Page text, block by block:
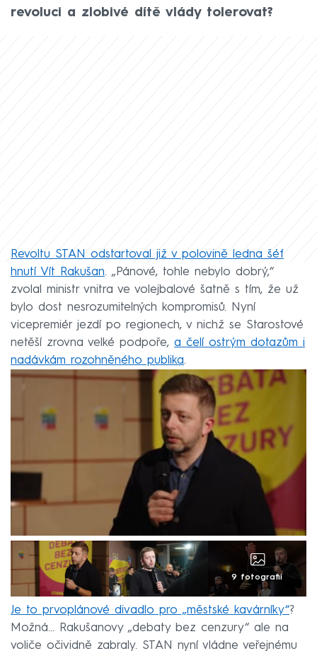
revoluci a zlobivé dítě vlády tolerovat?
Revoltu STAN odstartoval již v polovině ledna šéf
hnutí Vít Rakušan. „Pánové, tohle nebylo dobrý,“
zvolal ministr vnitra ve volejbalové šatně s tím, že už
bylo dost nesrozumitelných kompromisů. Nyní
vicepremiér jezdí po regionech, v nichž se Starostové
netěší zrovna velké podpoře, a čelí ostrým dotazům i
nadávkám rozohněného publika.
9 fotografií
Je to prvoplánové divadlo pro „městské kavárníky“?
Možná… Rakušanovy „debaty bez cenzury“ ale na
voliče očividně zabraly. STAN nyní vládne veřejnému